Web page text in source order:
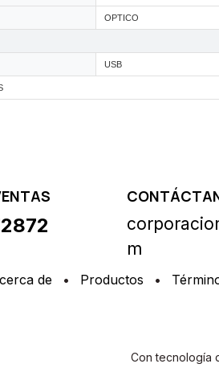
OPTICO
USB
m
de • Productos •
Con tecnología